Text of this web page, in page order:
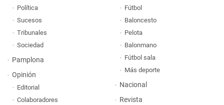
Política
Sucesos
Tribunales
Sociedad
Pamplona
Opinión
Editorial
Colaboradores
Fútbol
Baloncesto
Pelota
Balonmano
Fútbol sala
Más deporte
Nacional
Revista